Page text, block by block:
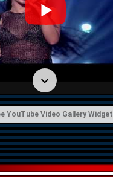
YouTube Video Gallery Widget